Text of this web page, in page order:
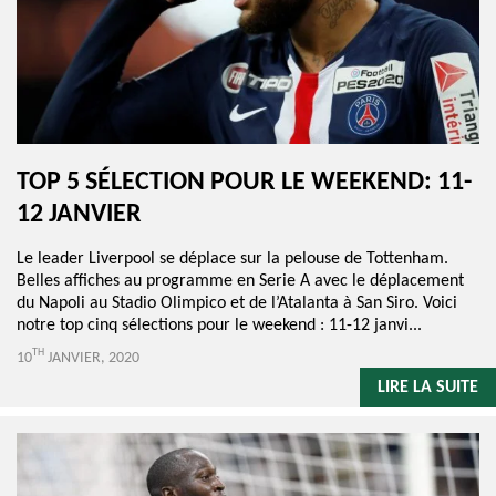
TOP 5 SÉLECTION POUR LE WEEKEND: 11-
12 JANVIER
Le leader Liverpool se déplace sur la pelouse de Tottenham.
Belles affiches au programme en Serie A avec le déplacement
du Napoli au Stadio Olimpico et de l’Atalanta à San Siro. Voici
notre top cinq sélections pour le weekend : 11-12 janvi...
10TH JANVIER, 2020
LIRE LA SUITE